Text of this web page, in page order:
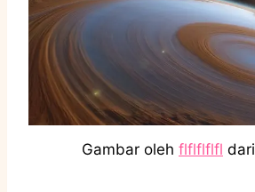
Gambar oleh flflflflfl dari